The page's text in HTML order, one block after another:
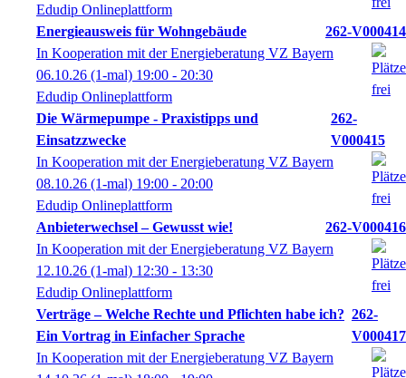
Edudip Onlineplattform
Energieausweis für Wohngebäude
262-V000414
In Kooperation mit der Energieberatung VZ Bayern
06.10.26 (1-mal) 19:00 - 20:30
Edudip Onlineplattform
Die Wärmepumpe - Praxistipps und
Einsatzzwecke
262-
V000415
In Kooperation mit der Energieberatung VZ Bayern
08.10.26 (1-mal) 19:00 - 20:00
Edudip Onlineplattform
Anbieterwechsel – Gewusst wie!
262-V000416
In Kooperation mit der Energieberatung VZ Bayern
12.10.26 (1-mal) 12:30 - 13:30
Edudip Onlineplattform
Verträge – Welche Rechte und Pflichten habe ich?
Ein Vortrag in Einfacher Sprache
262-
V000417
In Kooperation mit der Energieberatung VZ Bayern